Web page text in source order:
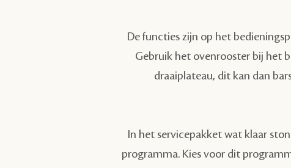
De functies zijn op het
Gebruik het ovenrooster bij het
draaiplateau, dit kan dan
In het servicepakket wat klaar
programma. Kies voor dit